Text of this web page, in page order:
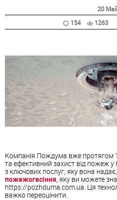
20
154
1263
Компанія Пождума вже протягом
та ефективний захист від пожеж у
з ключових послуг, яку вона
пожежогасіння , яку ви можете
https://pozhduma.com.ua. Ця
важко переоцінити.